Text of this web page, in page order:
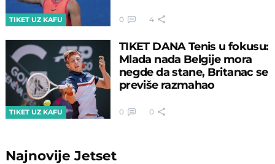
TIKET UZ KAFU 0 4
TIKET UZ KAFU
TIKET DANA Tenis u fokusu:
Mlada nada Belgije mora
negde da stane, Britanac se
previše razmahao
0 0
NajnovijeJetset